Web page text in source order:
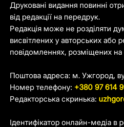
Друковані видання повинні
від редакції на передрук.
Редакція може не розділяти
висвітлених у авторських або
повідомленнях, розміщених на
Поштова адреса: м. Ужгород,
Номер телефону: +380 97 614
Редакторська скринька:
Ідентифікатор онлайн-медіа в